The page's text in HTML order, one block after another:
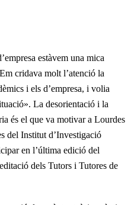
estàvem una mica
cridava molt l’atenció la
i els d’empresa, i volia
La desorientació i la
és el que va motivar a Lourdes
del Institut d’Investigació
en l’última edició del
dels Tutors i Tutores de